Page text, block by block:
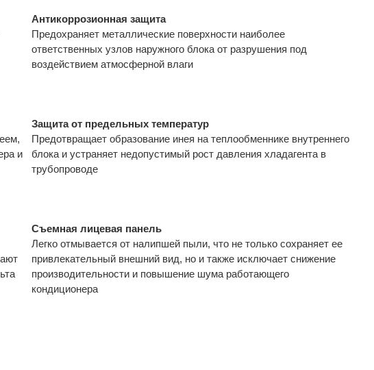
Антикоррозионная защита
Предохраняет металлические поверхности наиболее
ответственных узлов наружного блока от разрушения под
воздействием атмосферной влаги
и
Защита от предельных температур
Предотвращает образование инея на теплообменнике внутреннего
блока и устраняет недопустимый рост давления хладагента в
трубопроводе
Съемная лицевая панель
Легко отмывается от налипшей пыли, что не только сохраняет ее
привлекательный внешний вид, но и также исключает снижение
производительности и повышение шума работающего
кондиционера